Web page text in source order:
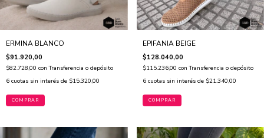
ERMINA BLANCO
$91.920,00
$82.728,00 con Transferencia o depósito
6 cuotas sin interés de $15.320,00
COMPRAR
EPIFANIA BEIGE
$128.040,00
$115.236,00 con Transferencia o depósito
6 cuotas sin interés de $21.340,00
COMPRAR